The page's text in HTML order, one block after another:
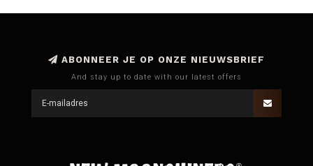
ABONNEER JE OP ONZE NIEUWSBRIEF
And stay up to date with our latest offers